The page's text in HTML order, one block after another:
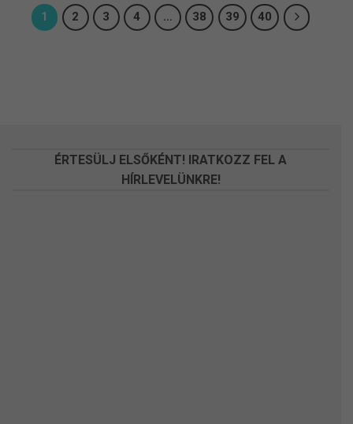
1 2 3 4 … 38 39 40
ÉRTESÜLJ ELSŐKÉNT! IRATKOZZ FEL A
HÍRLEVELÜNKRE!